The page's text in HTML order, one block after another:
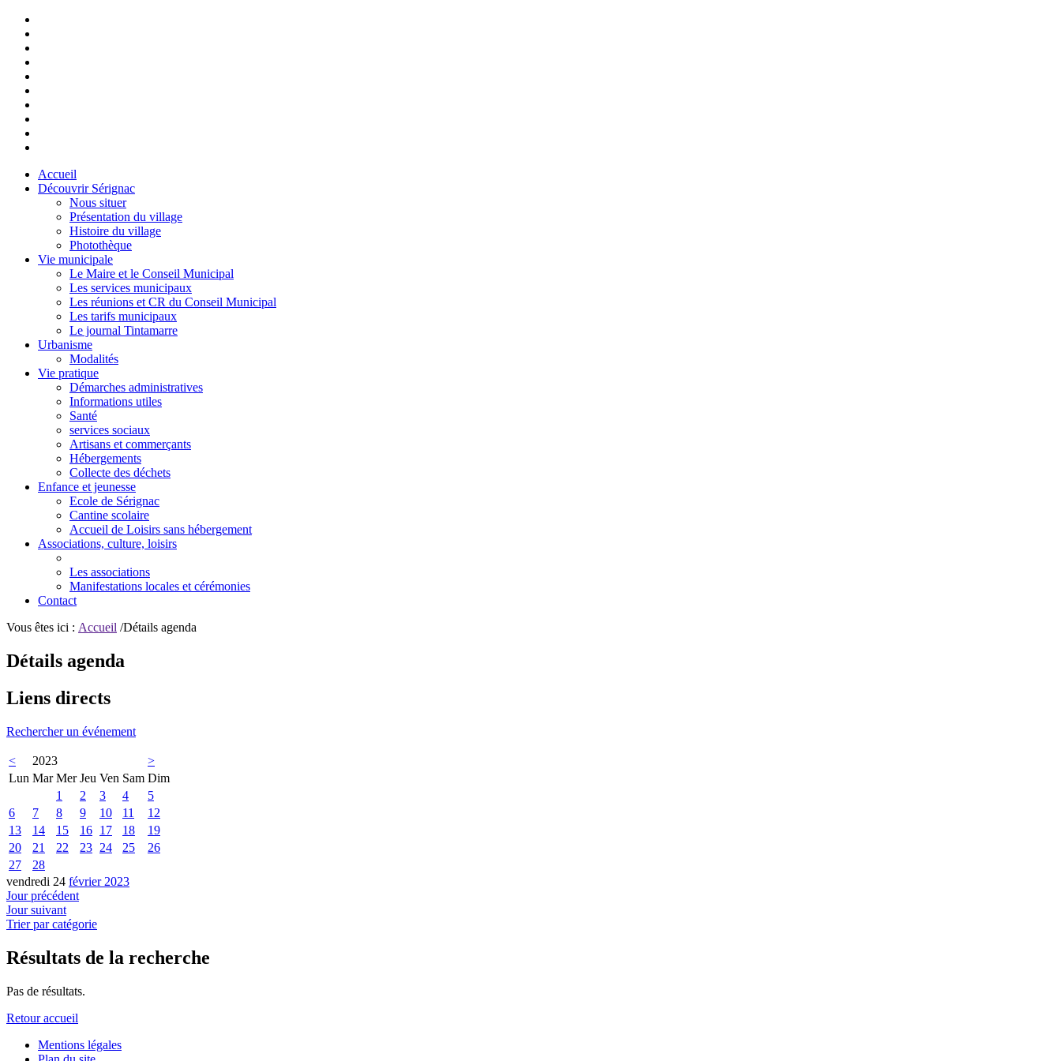
Accueil
Découvrir Sérignac
Nous situer
Présentation du village
Histoire du village
Photothèque
Vie municipale
Le Maire et le Conseil Municipal
Les services municipaux
Les réunions et CR du Conseil Municipal
Les tarifs municipaux
Le journal Tintamarre
Urbanisme
Modalités
Vie pratique
Démarches administratives
Informations utiles
Santé
services sociaux
Artisans et commerçants
Hébergements
Collecte des déchets
Enfance et jeunesse
Ecole de Sérignac
Cantine scolaire
Accueil de Loisirs sans hébergement
Associations, culture, loisirs
Les associations
Manifestations locales et cérémonies
Contact
Vous êtes ici : Accueil /Détails agenda
Détails agenda
Liens directs
Rechercher un événement
< 2023
>
Lun Mar Mer Jeu Ven Sam Dim
1
2 3 4
5
6
7 8 9 10 11
12
13
14 15 16 17 18
19
20
21 22 23 24 25
26
27
28
vendredi 24 février 2023
Jour précédent
Jour suivant
Trier par catégorie
Résultats de la recherche
Pas de résultats.
Retour accueil
Mentions légales